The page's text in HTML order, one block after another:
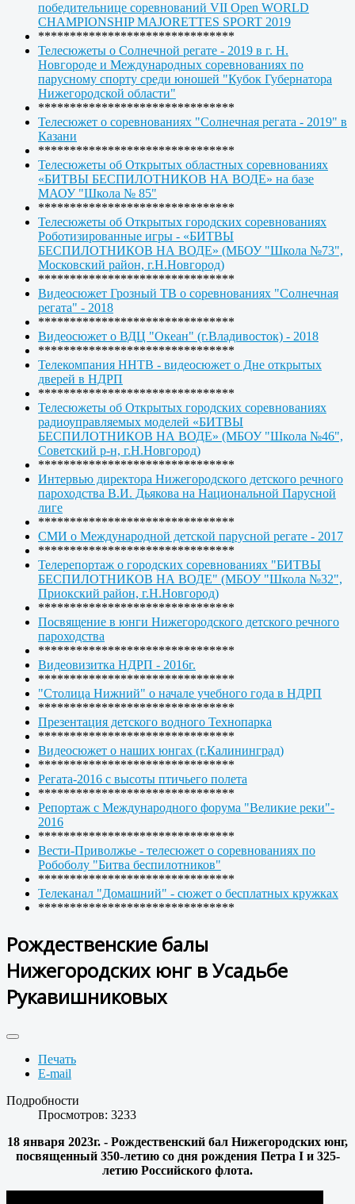
победительнице соревнований VII Open WORLD
CHAMPIONSHIP MAJORETTES SPORT 2019
*******************************
Телесюжеты о Солнечной регате - 2019 в г. Н.
Новгороде и Международных соревнованиях по
парусному спорту среди юношей "Кубок Губернатора
Нижегородской области"
*******************************
Телесюжет о соревнованиях "Солнечная регата - 2019" в
Казани
*******************************
Телесюжеты об Открытых областных соревнованиях
«БИТВЫ БЕСПИЛОТНИКОВ НА ВОДЕ» на базе
МАОУ "Школа № 85"
*******************************
Телесюжеты об Открытых городских соревнованиях
Роботизированные игры - «БИТВЫ
БЕСПИЛОТНИКОВ НА ВОДЕ» (МБОУ "Школа №73",
Московский район, г.Н.Новгород)
*******************************
Видеосюжет Грозный ТВ о соревнованиях "Солнечная
регата" - 2018
*******************************
Видеосюжет о ВДЦ "Океан" (г.Владивосток) - 2018
*******************************
Телекомпания ННТВ - видеосюжет о Дне открытых
дверей в НДРП
*******************************
Телесюжеты об Открытых городских соревнованиях
радиоуправляемых моделей «БИТВЫ
БЕСПИЛОТНИКОВ НА ВОДЕ» (МБОУ "Школа №46",
Советский р-н, г.Н.Новгород)
*******************************
Интервью директора Нижегородского детского речного
пароходства В.И. Дьякова на Национальной Парусной
лиге
*******************************
СМИ о Международной детской парусной регате - 2017
*******************************
Телерепортаж о городских соревнованиях "БИТВЫ
БЕСПИЛОТНИКОВ НА ВОДЕ" (МБОУ "Школа №32",
Приокский район, г.Н.Новгород)
*******************************
Посвящение в юнги Нижегородского детского речного
пароходства
*******************************
Видеовизитка НДРП - 2016г.
*******************************
"Столица Нижний" о начале учебного года в НДРП
*******************************
Презентация детского водного Технопарка
*******************************
Видеосюжет о наших юнгах (г.Калининград)
*******************************
Регата-2016 с высоты птичьего полета
*******************************
Репортаж с Международного форума "Великие реки"-
2016
*******************************
Вести-Приволжье - телесюжет о соревнованиях по
Робоболу "Битва беспилотников"
*******************************
Телеканал "Домашний" - сюжет о бесплатных кружках
*******************************
Рождественские балы
Нижегородских юнг в Усадьбе
Рукавишниковых
Печать
E-mail
Подробности
Просмотров: 3233
18 января 2023г. - Рождественский бал Нижегородских юнг,
посвященный 350-летию со дня рождения Петра I и 325-
летию Российского флота.